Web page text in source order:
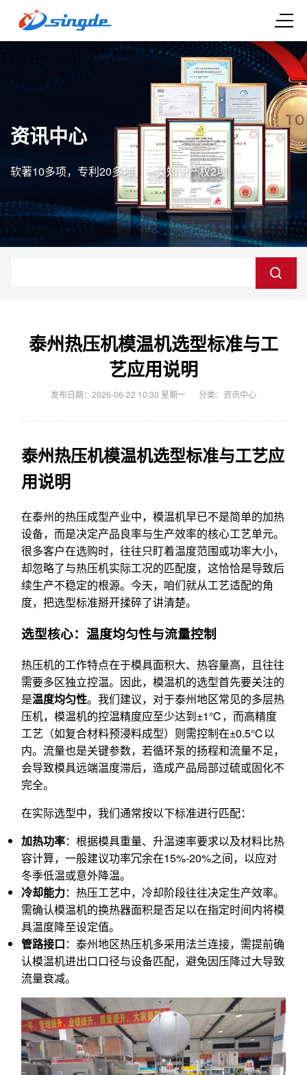
资讯中心
软著10多项，专利20多项，一类知识产权2项
泰州热压机模温机选型标准与工
艺应用说明
发布日期：2026-06-22 10:30 星期一 分类： 资讯中心
泰州热压机模温机选型标准与工艺应
用说明
在泰州的热压成型产业中，模温机早已不是简单的加热
设备，而是决定产品良率与生产效率的核心工艺单元。
很多客户在选购时，往往只盯着温度范围或功率大小，
却忽略了与热压机实际工况的匹配度，这恰恰是导致后
续生产不稳定的根源。今天，咱们就从工艺适配的角
度，把选型标准掰开揉碎了讲清楚。
选型核心：温度均匀性与流量控制
热压机的工作特点在于模具面积大、热容量高，且往往
需要多区独立控温。因此，模温机的选型首先要关注的
是温度均匀性。我们建议，对于泰州地区常见的多层热
压机，模温机的控温精度应至少达到±1℃，而高精度
工艺（如复合材料预浸料成型）则需控制在±0.5℃以
内。流量也是关键参数，若循环泵的扬程和流量不足，
会导致模具远端温度滞后，造成产品局部过硫或固化不
完全。
在实际选型中，我们通常按以下标准进行匹配：
加热功率：根据模具重量、升温速率要求以及材料比热
容计算，一般建议功率冗余在15%-20%之间，以应对
冬季低温或意外降温。
冷却能力：热压工艺中，冷却阶段往往决定生产效率。
需确认模温机的换热器面积是否足以在指定时间内将模
具温度降至设定值。
管路接口：泰州地区热压机多采用法兰连接，需提前确
认模温机进出口口径与设备匹配，避免因压降过大导致
流量衰减。